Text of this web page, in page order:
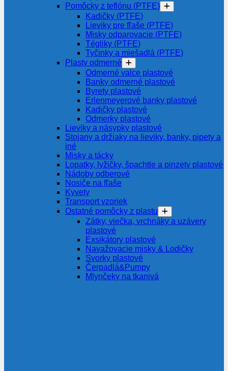
Pomôcky z teflónu (PTFE)
Kadičky (PTFE)
Lieviky pre fľaše (PTFE)
Misky odparovacie (PTFE)
Tégliky (PTFE)
Tyčinky a miešadlá (PTFE)
Plasty odmerné
Odmerné valce plastové
Banky odmerné plastové
Byrety plastové
Erlenmeyerové banky plastové
Kadičky plastové
Odmerky plastové
Lieviky a násypky plastové
Stojany a držiaky na lieviky, banky, pipety a
iné
Misky a tácky
Lopatky, lyžičky, špachtle a pinzety plastové
Nádoby odberové
Nosiče na fľaše
Kyvety
Transport vzoriek
Ostatné pomôcky z plastu
Zátky, viečka, vrchnáky a uzávery
plastové
Exsikátory plastové
Navažovacie misky & Lodičky
Svorky plastové
Čerpadlá&Pumpy
Mlynčeky na tkanivá